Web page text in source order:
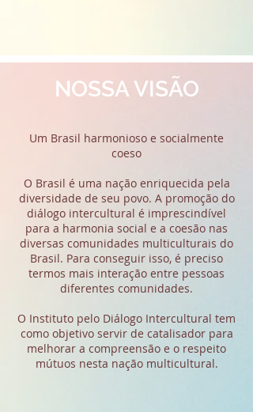
NOSSA VISÃO
Um Brasil harmonioso e socialmente
coeso
O Brasil é uma nação enriquecida pela
diversidade de seu povo. A promoção do
diálogo intercultural é imprescindível
para a harmonia social e a coesão nas
diversas comunidades multiculturais do
Brasil. Para conseguir isso, é preciso
termos mais interação entre pessoas
diferentes comunidades.
O Instituto pelo Diálogo Intercultural tem
como objetivo servir de catalisador para
melhorar a compreensão e o respeito
mútuos nesta nação multicultural.